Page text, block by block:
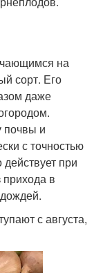
на
сорт. Его
даже
почвы и
с точностью
при
в
с августа,